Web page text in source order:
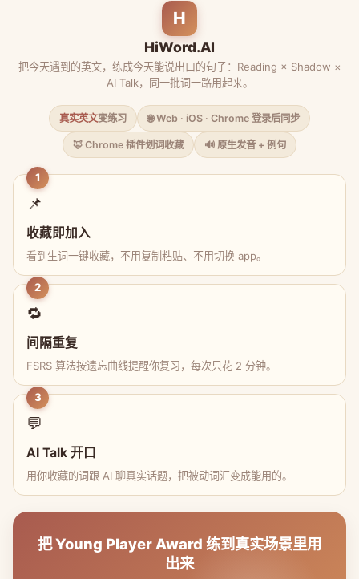
H
HiWord.AI
把今天遇到的英文，练成今天能说出口的句子：Reading × Shadow ×
AI Talk，同一批词一路用起来。
真实英文变练习 🌐 Web · iOS · Chrome 登录后同步
🦊 Chrome 插件划词收藏 🔊 原生发音 + 例句
1
📌
收藏即加入
看到生词一键收藏，不用复制粘贴、不用切换 app。
2
🔁
间隔重复
FSRS 算法按遗忘曲线提醒你复习，每次只花 2 分钟。
3
💬
AI Talk 开口
用你收藏的词跟 AI 聊真实话题，把被动词汇变成能用的。
把 Young Player Award 练到真实场景里用
出来